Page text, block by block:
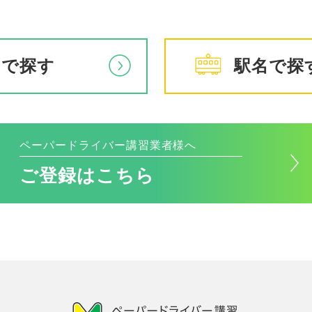
探す 駅名で探
ペーパードライバー講習業者様へ
ご登録はこちら